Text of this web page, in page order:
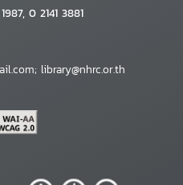
0 2141 3881
library@nhrc.or.th